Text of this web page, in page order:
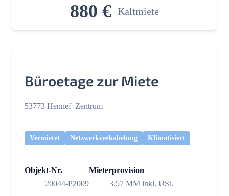
880 € Kaltmiete
Büroetage zur Miete
53773 Hennef–Zentrum
Vermietet Netzwerkverkabelung Klimatisiert
Objekt-Nr.
20044-P2009
Mieterprovision
3.57 MM inkl. USt.